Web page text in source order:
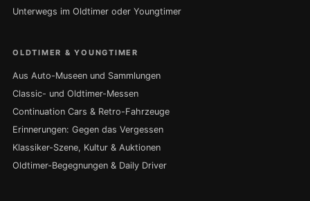
Unterwegs im Oldtimer oder Youngtimer
OLDTIMER & YOUNGTIMER
Aus Auto-Museen und Sammlungen
Classic- und Oldtimer-Messen
Continuation Cars & Retro-Fahrzeuge
Erinnerungen: Gegen das Vergessen
Klassiker-Szene, Kultur & Auktionen
Oldtimer-Begegnungen & Daily Driver